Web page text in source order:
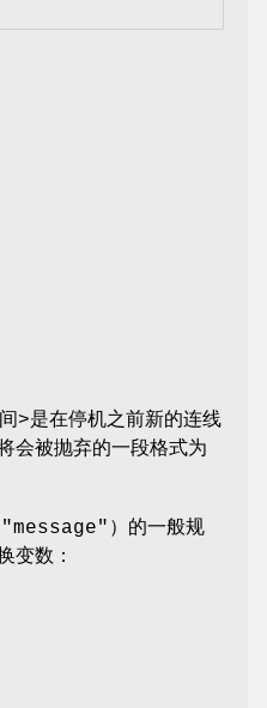
>是在停机之前新的连线
会被抛弃的一段格式为
"message"）的一般规
变数：